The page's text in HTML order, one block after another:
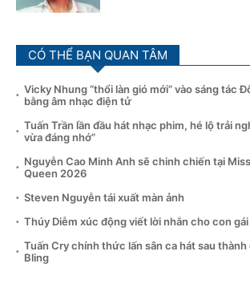
CÓ THỂ BẠN QUAN TÂM
Vicky Nhung “thổi làn gió mới” vào sáng tác
bằng âm nhạc điện tử
Tuấn Trần lần đầu hát nhạc phim, hé lộ trải
vừa đáng nhớ”
Nguyễn Cao Minh Anh sẽ chinh chiến tại
Queen 2026
Steven Nguyễn tái xuất màn ảnh
Thúy Diễm xúc động viết lời nhắn cho con
Tuấn Cry chính thức lấn sân ca hát sau
Bling